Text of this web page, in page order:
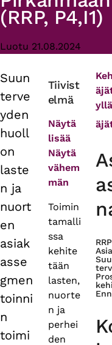
(RRP, P4,I1)
Luotu 21.08.2024
Primary
tabs
Suun
terve
yden
huoll
on
laste
n ja
nuort
en
asiak
asse
gmen
toinni
n
toimi
Tiivist
elmä
Näytä
lisää
Näytä
vähem
män
Toimin
tamalli
ssa
kehite
tään
lasten,
nuorte
n ja
perhei
den
RRP